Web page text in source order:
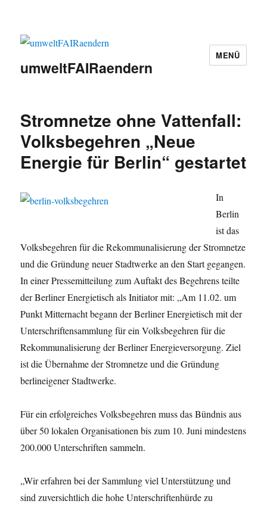
umweltFAIRaendern
MENÜ
Stromnetze ohne Vattenfall:
Volksbegehren „Neue
Energie für Berlin“ gestartet
In
Berlin
ist das
Volksbegehren für die Rekommunalisierung der Stromnetze
und die Gründung neuer Stadtwerke an den Start gegangen.
In einer Pressemitteilung zum Auftakt des Begehrens teilte
der Berliner Energietisch als Initiator mit: „Am 11.02. um
Punkt Mitternacht begann der Berliner Energietisch mit der
Unterschriftensammlung für ein Volksbegehren für die
Rekommunalisierung der Berliner Energieversorgung. Ziel
ist die Übernahme der Stromnetze und die Gründung
berlineigener Stadtwerke.
Für ein erfolgreiches Volksbegehren muss das Bündnis aus
über 50 lokalen Organisationen bis zum 10. Juni mindestens
200.000 Unterschriften sammeln.
„Wir erfahren bei der Sammlung viel Unterstützung und
sind zuversichtlich die hohe Unterschriftenhürde zu